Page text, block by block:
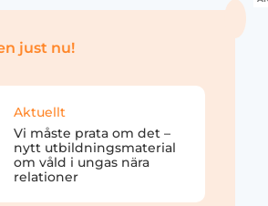
just nu!
Aktuellt
Vi måste prata om det –
nytt utbildningsmaterial
om våld i ungas nära
relationer